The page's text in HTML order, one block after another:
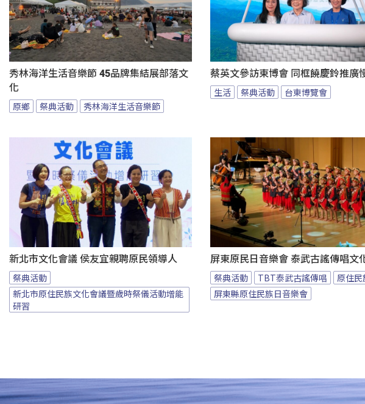
秀林海洋生活音樂節 45品牌集結展部落文
化
原鄉 祭典活動 秀林海洋生活音樂節
蔡英文參訪東博會 同框饒慶鈴推廣
生活 祭典活動 台東博覽會
新北市文化會議 侯友宜親聘原民領導人
祭典活動
新北市原住民族文化會議暨歲時祭儀活動增能
研習
屏東原民日音樂會 泰武古謠傳唱文
祭典活動 TBT泰武古謠傳唱
原住民
屏東縣原住民族日音樂會